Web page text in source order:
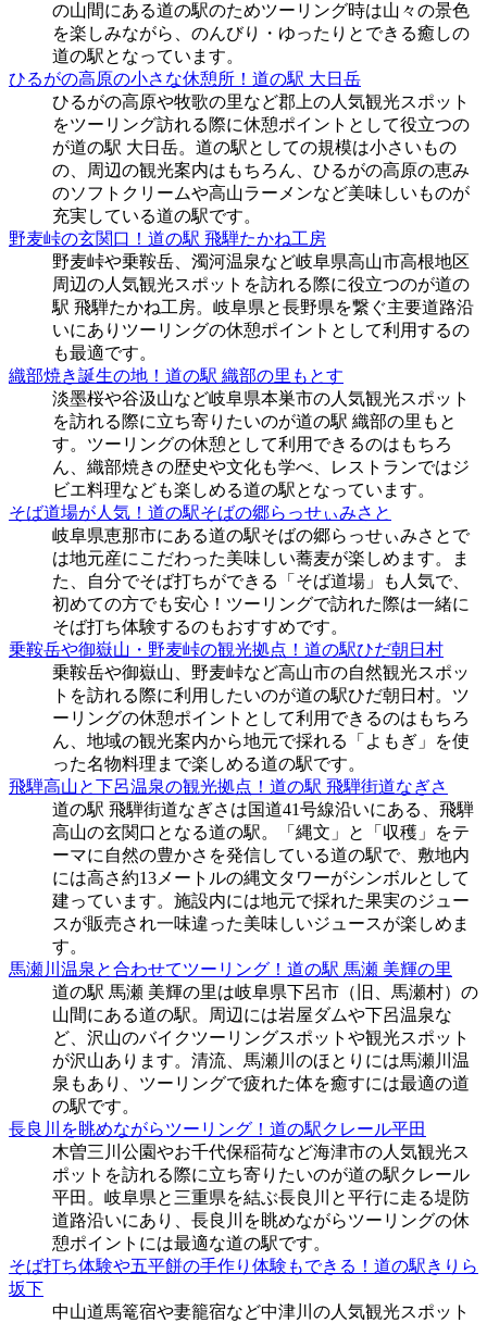
の山間にある道の駅のためツーリング時は山々の景色
を楽しみながら、のんびり・ゆったりとできる癒しの
道の駅となっています。
ひるがの高原の小さな休憩所！道の駅 大日岳
ひるがの高原や牧歌の里など郡上の人気観光スポット
をツーリング訪れる際に休憩ポイントとして役立つの
が道の駅 大日岳。道の駅としての規模は小さいもの
の、周辺の観光案内はもちろん、ひるがの高原の恵み
のソフトクリームや高山ラーメンなど美味しいものが
充実している道の駅です。
野麦峠の玄関口！道の駅 飛騨たかね工房
野麦峠や乗鞍岳、濁河温泉など岐阜県高山市高根地区
周辺の人気観光スポットを訪れる際に役立つのが道の
駅 飛騨たかね工房。岐阜県と長野県を繋ぐ主要道路沿
いにありツーリングの休憩ポイントとして利用するの
も最適です。
織部焼き誕生の地！道の駅 織部の里もとす
淡墨桜や谷汲山など岐阜県本巣市の人気観光スポット
を訪れる際に立ち寄りたいのが道の駅 織部の里もと
す。ツーリングの休憩として利用できるのはもちろ
ん、織部焼きの歴史や文化も学べ、レストランではジ
ビエ料理なども楽しめる道の駅となっています。
そば道場が人気！道の駅そばの郷らっせぃみさと
岐阜県恵那市にある道の駅そばの郷らっせぃみさとで
は地元産にこだわった美味しい蕎麦が楽しめます。ま
た、自分でそば打ちができる「そば道場」も人気で、
初めての方でも安心！ツーリングで訪れた際は一緒に
そば打ち体験するのもおすすめです。
乗鞍岳や御嶽山・野麦峠の観光拠点！道の駅ひだ朝日村
乗鞍岳や御嶽山、野麦峠など高山市の自然観光スポッ
トを訪れる際に利用したいのが道の駅ひだ朝日村。ツ
ーリングの休憩ポイントとして利用できるのはもちろ
ん、地域の観光案内から地元で採れる「よもぎ」を使
った名物料理まで楽しめる道の駅です。
飛騨高山と下呂温泉の観光拠点！道の駅 飛騨街道なぎさ
道の駅 飛騨街道なぎさは国道41号線沿いにある、飛騨
高山の玄関口となる道の駅。「縄文」と「収穫」をテ
ーマに自然の豊かさを発信している道の駅で、敷地内
には高さ約13メートルの縄文タワーがシンボルとして
建っています。施設内には地元で採れた果実のジュー
スが販売され一味違った美味しいジュースが楽しめま
す。
馬瀬川温泉と合わせてツーリング！道の駅 馬瀬 美輝の里
道の駅 馬瀬 美輝の里は岐阜県下呂市（旧、馬瀬村）の
山間にある道の駅。周辺には岩屋ダムや下呂温泉な
ど、沢山のバイクツーリングスポットや観光スポット
が沢山あります。清流、馬瀬川のほとりには馬瀬川温
泉もあり、ツーリングで疲れた体を癒すには最適の道
の駅です。
長良川を眺めながらツーリング！道の駅クレール平田
木曽三川公園やお千代保稲荷など海津市の人気観光ス
ポットを訪れる際に立ち寄りたいのが道の駅クレール
平田。岐阜県と三重県を結ぶ長良川と平行に走る堤防
道路沿いにあり、長良川を眺めながらツーリングの休
憩ポイントには最適な道の駅です。
そば打ち体験や五平餅の手作り体験もできる！道の駅きりら
坂下
中山道馬篭宿や妻籠宿など中津川の人気観光スポット